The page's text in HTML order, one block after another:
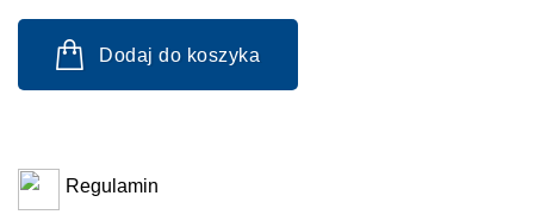
Dodaj do koszyka
Regulamin